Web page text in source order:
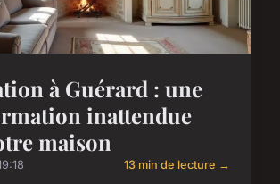
à Guérard : une
inattendue
maison
13 min de lecture →